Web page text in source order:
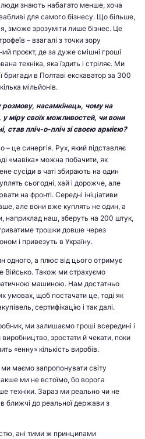
знають набагато менше, хоча
для самого бізнесу. Що більше,
зможе зрозуміти лише бізнес. Це
– взагалі з точки зору
проєкт, де за дуже смішні гроші
техніка, яка їздить і стріляє. Ми
бригади в Полтаві екскаватор за 300
мільйонів.
насамкінець, чому на
міру своїх можливостей, чи вони
став пліч-о-пліч зі своєю армією?
– це синергія. Рух, який підставляє
«мавіка» можна побачити, як
сусіди в чаті збирають на один
сьогодні, хай і дорожче, але
на фронті. Середні ініціативи
але вони вже куплять не один, а
наприклад наш, зберуть на 200 штук,
трошки довше через
і привезуть в Україну.
одного, а плюс від цього отримує
Військо. Також ми страхуємо
машиною. Нам достатньо
умовах, щоб постачати це, тоді як
сертифікацію і так далі.
ми залишаємо гроші всередині і
зростати й чекати, поки
«енну» кількість виробів.
маємо запропонувати світу
ми не встоїмо, бо ворога
техніки. Зараз ми реально чи не
ближчі до реальної держави з
ані тими ж принципами